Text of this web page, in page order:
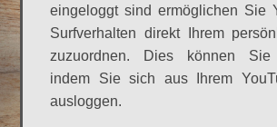
eingeloggt sind ermöglichen Sie
Surfverhalten direkt Ihrem
zuzuordnen. Dies können Sie
indem Sie sich aus Ihrem
ausloggen.